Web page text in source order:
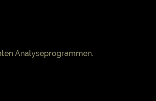
Analyseprogrammen.